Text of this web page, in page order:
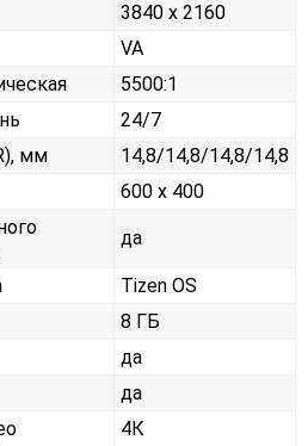
3840 x 2160
VA
5500:1
24/7
мм
14,8/14,8/14,8/14,8
600 x 400
да
Tizen OS
8 ГБ
да
да
4К